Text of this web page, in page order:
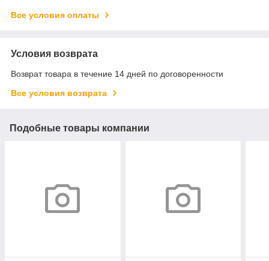
Все условия оплаты
Условия возврата
Возврат товара в течение 14 дней по договоренности
Все условия возврата
Подобные товары компании